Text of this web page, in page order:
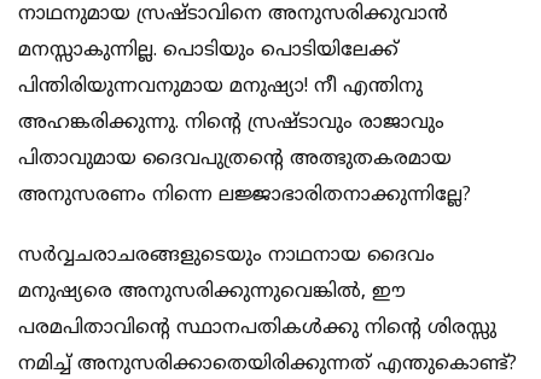
നാഥനുമായ സ്രഷ്ടാവിനെ അനുസരിക്കുവാന്‍
മനസ്സാകുന്നില്ല. പൊടിയും പൊടിയിലേക്ക്
പിന്തിരിയുന്നവനുമായ മനുഷ്യാ! നീ എന്തിനു
അഹങ്കരിക്കുന്നു. നിന്‍റെ സ്രഷ്ടാവും രാജാവും
പിതാവുമായ ദൈവപുത്രന്‍റെ അത്ഭുതകരമായ
അനുസരണം നിന്നെ ലജ്ജാഭാരിതനാക്കുന്നില്ലേ?
സര്‍വ്വചരാചരങ്ങളുടെയും നാഥനായ ദൈവം
മനുഷ്യരെ അനുസരിക്കുന്നുവെങ്കില്‍, ഈ
പരമപിതാവിന്റെ സ്ഥാനപതികള്‍ക്കു നിന്‍റെ ശിരസ്സു
നമിച്ച് അനുസരിക്കാതെയിരിക്കുന്നത് എന്തുകൊണ്ട്?